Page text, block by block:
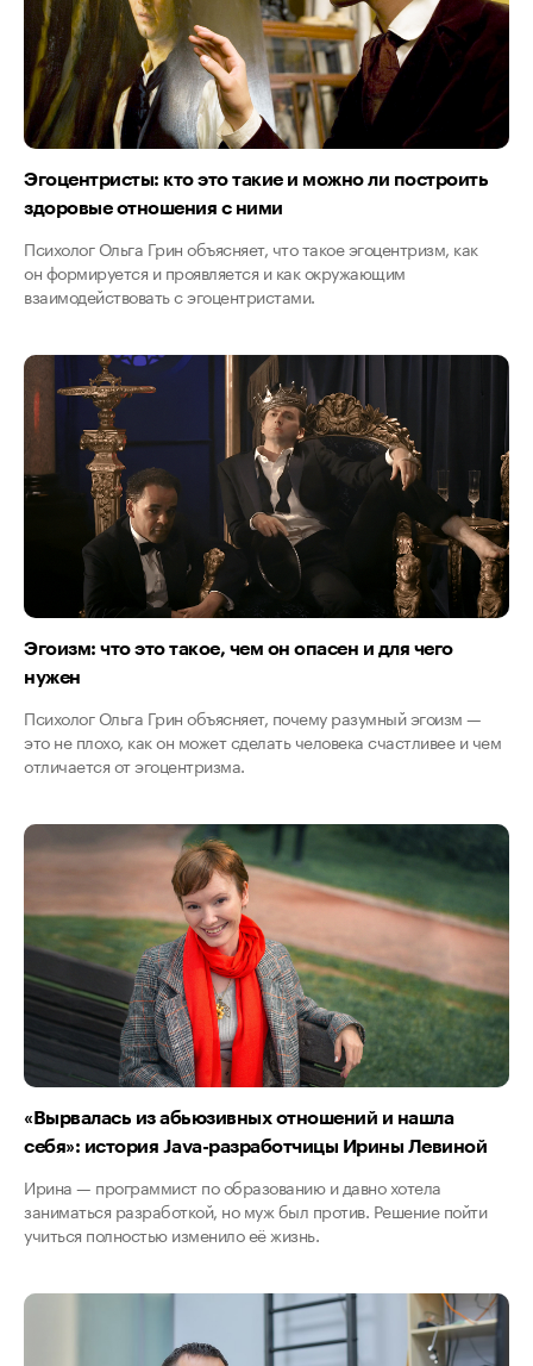
Эгоцентристы: кто это такие и можно ли построить
здоровые отношения с ними
Психолог Ольга Грин объясняет, что такое эгоцентризм, как
он формируется и проявляется и как окружающим
взаимодействовать с эгоцентристами.
Эгоизм: что это такое, чем он опасен и для чего
нужен
Психолог Ольга Грин объясняет, почему разумный эгоизм —
это не плохо, как он может сделать человека счастливее и чем
отличается от эгоцентризма.
«Вырвалась из абьюзивных отношений и нашла
себя»: история Java-разработчицы Ирины Левиной
Ирина — программист по образованию и давно хотела
заниматься разработкой, но муж был против. Решение пойти
учиться полностью изменило её жизнь.